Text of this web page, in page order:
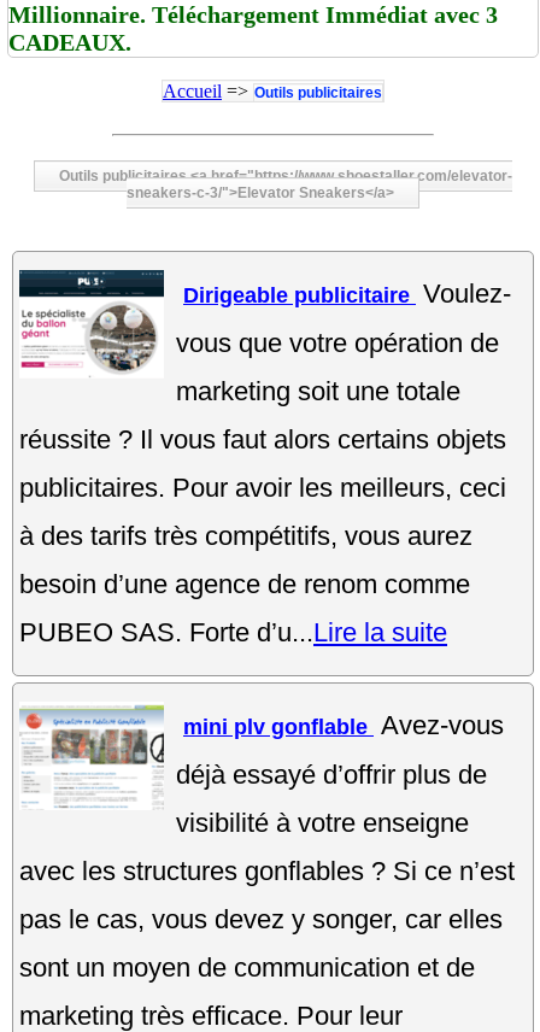
Millionnaire. Téléchargement Immédiat avec 3
CADEAUX.
Accueil => Outils publicitaires
Outils publicitaires <a href="https://www.shoestaller.com/elevator-
sneakers-c-3/">Elevator Sneakers</a>
Dirigeable publicitaire Voulez-
vous que votre opération de
marketing soit une totale
réussite ? Il vous faut alors certains objets
publicitaires. Pour avoir les meilleurs, ceci
à des tarifs très compétitifs, vous aurez
besoin d’une agence de renom comme
PUBEO SAS. Forte d’u...Lire la suite
mini plv gonflable Avez-vous
déjà essayé d’offrir plus de
visibilité à votre enseigne
avec les structures gonflables ? Si ce n’est
pas le cas, vous devez y songer, car elles
sont un moyen de communication et de
marketing très efficace. Pour leur